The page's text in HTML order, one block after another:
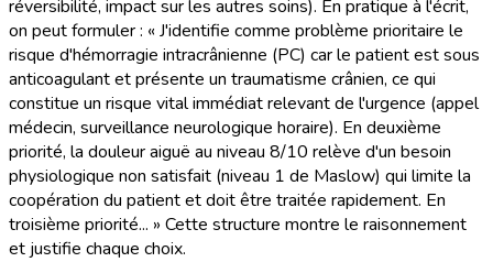
réversibilité, impact sur les autres soins). En pratique à l'écrit,
on peut formuler : « J'identifie comme problème prioritaire le
risque d'hémorragie intracrânienne (PC) car le patient est sous
anticoagulant et présente un traumatisme crânien, ce qui
constitue un risque vital immédiat relevant de l'urgence (appel
médecin, surveillance neurologique horaire). En deuxième
priorité, la douleur aiguë au niveau 8/10 relève d'un besoin
physiologique non satisfait (niveau 1 de Maslow) qui limite la
coopération du patient et doit être traitée rapidement. En
troisième priorité... » Cette structure montre le raisonnement
et justifie chaque choix.